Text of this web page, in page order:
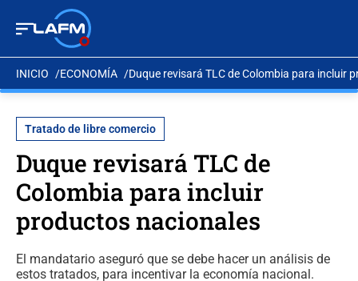
INICIO ECONOMÍA Duque revisará TLC de Colombia para incluir
Tratado de libre comercio
Duque revisará TLC de
Colombia para incluir
productos nacionales
El mandatario aseguró que se debe hacer un análisis de
estos tratados, para incentivar la economía nacional.